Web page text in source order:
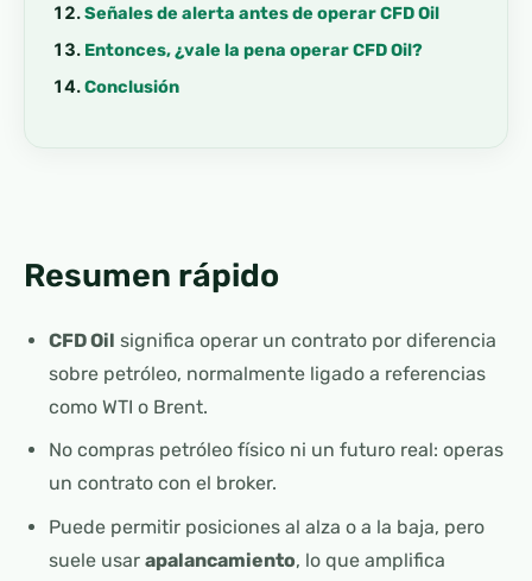
Señales de alerta antes de operar CFD Oil
Entonces, ¿vale la pena operar CFD Oil?
Conclusión
Resumen rápido
CFD Oil significa operar un contrato por diferencia
sobre petróleo, normalmente ligado a referencias
como WTI o Brent.
No compras petróleo físico ni un futuro real: operas
un contrato con el broker.
Puede permitir posiciones al alza o a la baja, pero
suele usar apalancamiento, lo que amplifica